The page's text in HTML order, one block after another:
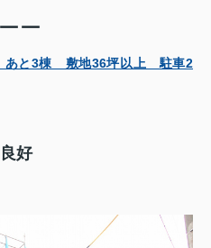
ー
と3棟 敷地36坪以上 駐車2
好